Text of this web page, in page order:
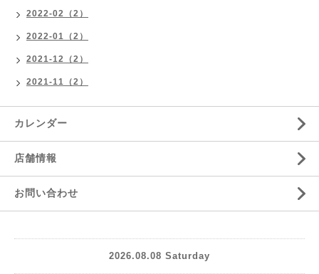
2022-02（2）
2022-01（2）
2021-12（2）
2021-11（2）
カレンダー
店舗情報
お問い合わせ
2026.08.08 Saturday